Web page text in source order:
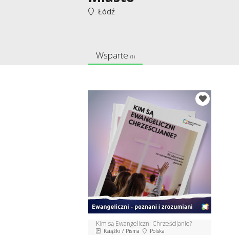
Łódź
Wsparte (1)
Kim są Ewangeliczni Chrześcijanie?
Książki / Pisma Polska